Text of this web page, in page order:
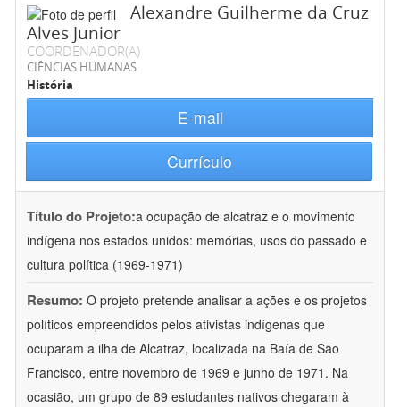
Alexandre Guilherme da Cruz
Alves Junior
COORDENADOR(A)
CIÊNCIAS HUMANAS
História
E-mail
Currículo
Título do Projeto:a ocupação de alcatraz e o movimento
indígena nos estados unidos: memórias, usos do passado e
cultura política (1969-1971)
Resumo: O projeto pretende analisar a ações e os projetos
políticos empreendidos pelos ativistas indígenas que
ocuparam a ilha de Alcatraz, localizada na Baía de São
Francisco, entre novembro de 1969 e junho de 1971. Na
ocasião, um grupo de 89 estudantes nativos chegaram à